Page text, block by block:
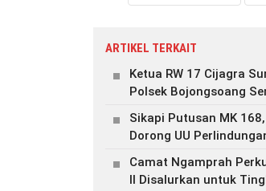
ARTIKEL TERKAIT
Ketua RW 17 Cijagra
Polsek Bojongsoang
Sikapi Putusan MK
Dorong UU
Camat Ngamprah
II Disalurkan untuk